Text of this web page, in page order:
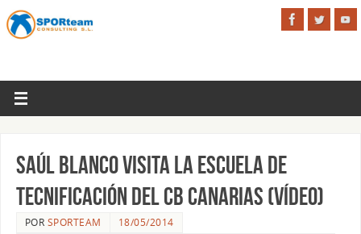
Saúl Blanco visita la Escuela de
Tecnificación del CB Canarias (vídeo)
POR SPORTEAM
18/05/2014